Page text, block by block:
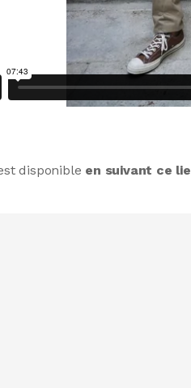
disponible en suivant ce